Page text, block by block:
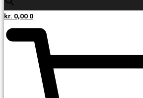
kr. 0,00 0